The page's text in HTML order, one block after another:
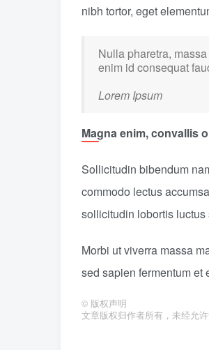
nibh tortor, eget
Nulla pharetra,
enim id consequat
Lorem Ipsum
Magna enim, convallis
Sollicitudin bibendum
commodo lectus
sollicitudin lobortis
Morbi ut viverra massa
sed sapien fermentum et
© 版权声明
文章版权归作者所有，未经允许